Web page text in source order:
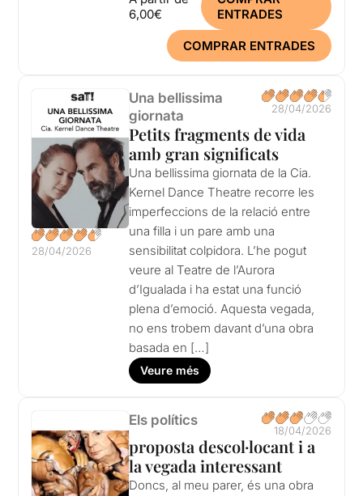
6,00€
ENTRADES
COMPRAR ENTRADES
28/04/2026
Una bellissima
giornata
28/04/2026
Petits fragments de vida
amb gran significats
Una bellissima giornata de la Cia.
Kernel Dance Theatre recorre les
imperfeccions de la relació entre
una filla i un pare amb una
sensibilitat colpidora. L’he pogut
veure al Teatre de l’Aurora
d’Igualada i ha estat una funció
plena d’emoció. Aquesta vegada,
no ens trobem davant d’una obra
basada en […]
Veure més
Els polítics
18/04/2026
proposta descol·locant i a
la vegada interessant
Doncs, al meu parer, és una obra